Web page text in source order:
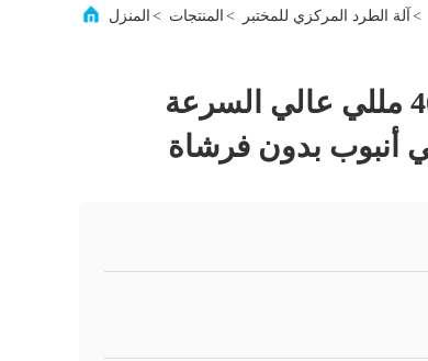
المنزل > المنتجات > آلة الطرد المركزي للمختبر >
مقياس مختبر صغير 40 مللي عالي السرعة